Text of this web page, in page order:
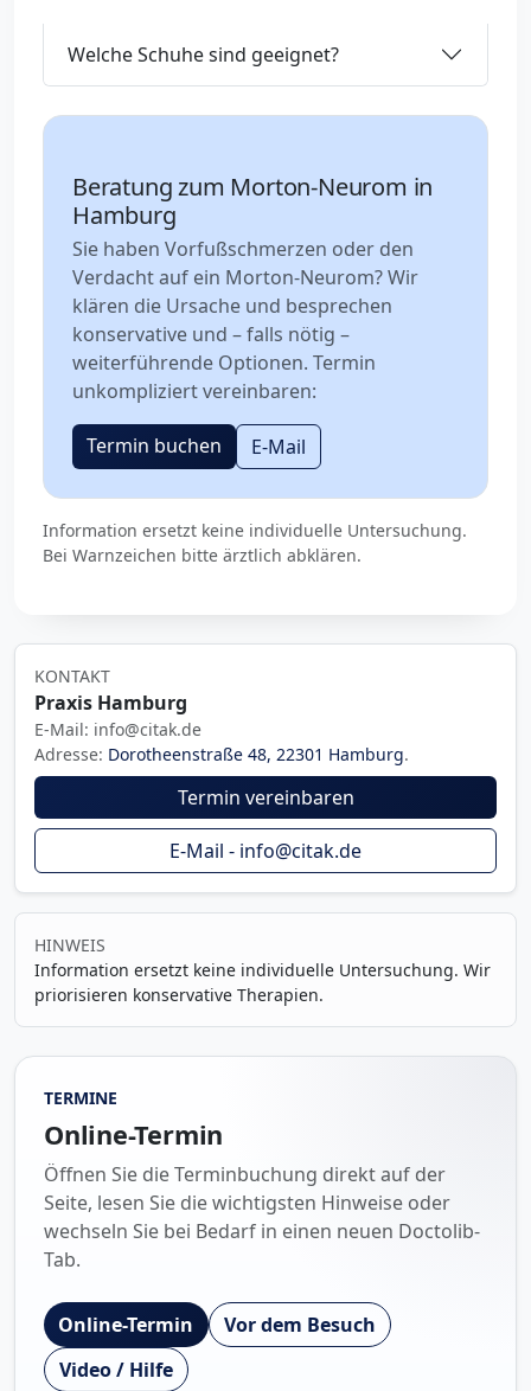
Welche Schuhe sind geeignet?
Beratung zum Morton-Neurom in
Hamburg
Sie haben Vorfußschmerzen oder den
Verdacht auf ein Morton-Neurom? Wir
klären die Ursache und besprechen
konservative und – falls nötig –
weiterführende Optionen. Termin
unkompliziert vereinbaren:
Termin buchen E-Mail
Information ersetzt keine individuelle Untersuchung.
Bei Warnzeichen bitte ärztlich abklären.
KONTAKT
Praxis Hamburg
E-Mail: info@citak.de
Adresse: Dorotheenstraße 48, 22301 Hamburg.
Termin vereinbaren
E-Mail - info@citak.de
HINWEIS
Information ersetzt keine individuelle Untersuchung. Wir
priorisieren konservative Therapien.
TERMINE
Online-Termin
Öffnen Sie die Terminbuchung direkt auf der
Seite, lesen Sie die wichtigsten Hinweise oder
wechseln Sie bei Bedarf in einen neuen Doctolib-
Tab.
Online-Termin
Vor dem Besuch
Video / Hilfe